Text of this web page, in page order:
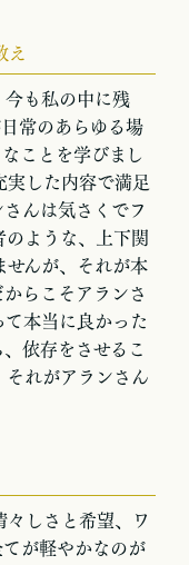
え
今も私の中に残
常のあらゆる場
ことを学びまし
実した内容で満足
んは気さくでフ
のような、上下関
せんが、それが本
らこそアランさ
本当に良かった
依存をさせるこ
それがアランさん
々しさと希望、ワ
が軽やかなのが